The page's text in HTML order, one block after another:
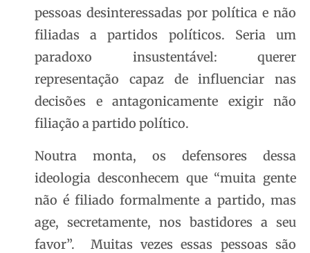
pessoas desinteressadas por política e não
filiadas a partidos políticos. Seria um
paradoxo insustentável: querer
representação capaz de influenciar nas
decisões e antagonicamente exigir não
filiação a partido político.
Noutra monta, os defensores dessa
ideologia desconhecem que “muita gente
não é filiado formalmente a partido, mas
age, secretamente, nos bastidores a seu
favor”. Muitas vezes essas pessoas são